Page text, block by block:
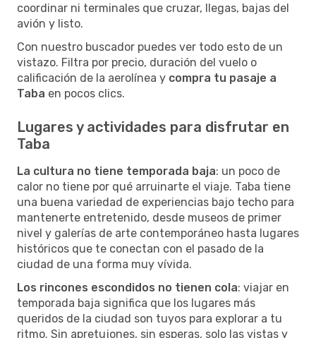
coordinar ni terminales que cruzar, llegas, bajas del
avión y listo.
Con nuestro buscador puedes ver todo esto de un
vistazo. Filtra por precio, duración del vuelo o
calificación de la aerolínea y compra tu pasaje a
Taba en pocos clics.
Lugares y actividades para disfrutar en
Taba
La cultura no tiene temporada baja: un poco de
calor no tiene por qué arruinarte el viaje. Taba tiene
una buena variedad de experiencias bajo techo para
mantenerte entretenido, desde museos de primer
nivel y galerías de arte contemporáneo hasta lugares
históricos que te conectan con el pasado de la
ciudad de una forma muy vívida.
Los rincones escondidos no tienen cola: viajar en
temporada baja significa que los lugares más
queridos de la ciudad son tuyos para explorar a tu
ritmo. Sin apretujones, sin esperas, solo las vistas y